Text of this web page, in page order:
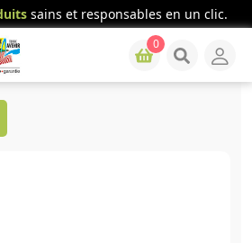
sains et responsables en un clic.
0